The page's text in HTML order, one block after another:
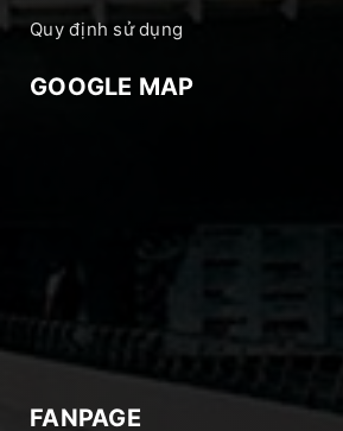
Quy định sử dụng
GOOGLE MAP
FANPAGE